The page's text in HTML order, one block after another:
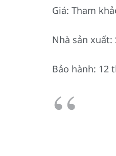
Giá: Tham
Nhà sản xuất:
Bảo hành: 12